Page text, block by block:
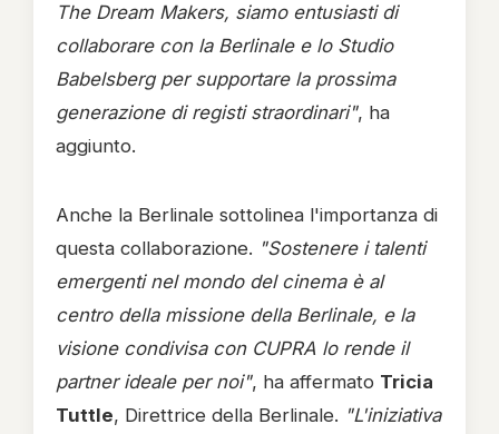
The Dream Makers, siamo entusiasti di
collaborare con la Berlinale e lo Studio
Babelsberg per supportare la prossima
generazione di registi straordinari", ha
aggiunto.
Anche la Berlinale sottolinea l'importanza di
questa collaborazione. "Sostenere i talenti
emergenti nel mondo del cinema è al
centro della missione della Berlinale, e la
visione condivisa con CUPRA lo rende il
partner ideale per noi", ha affermato Tricia
Tuttle, Direttrice della Berlinale. "L'iniziativa